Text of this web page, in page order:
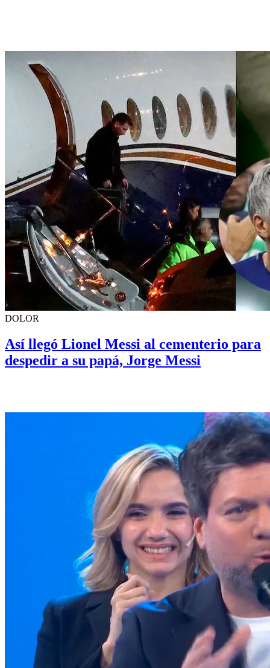
DOLOR
Así llegó Lionel Messi al cementerio para
despedir a su papá, Jorge Messi